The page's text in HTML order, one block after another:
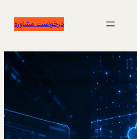
درخواست مشاوره